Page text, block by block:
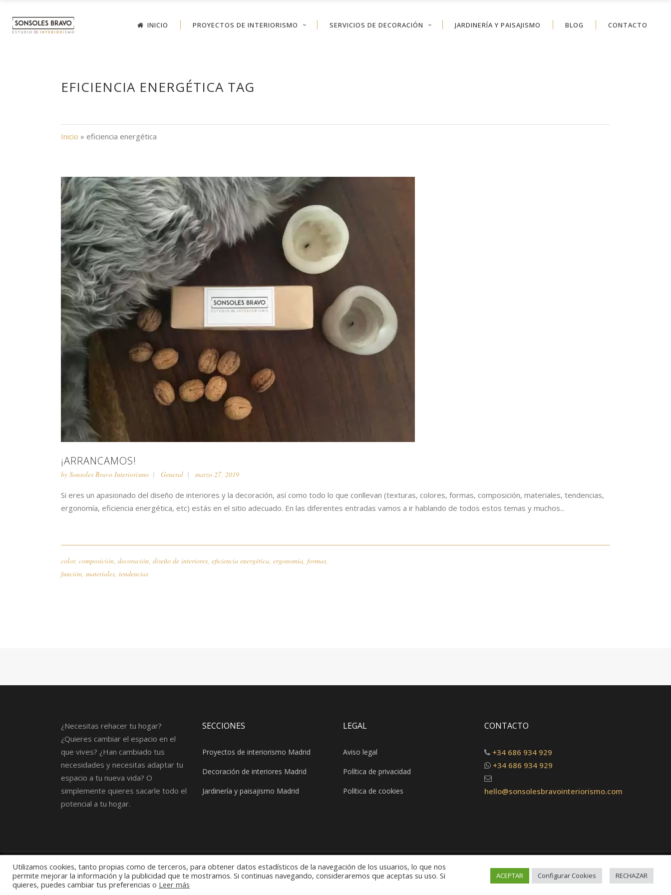
INICIO PROYECTOS DE INTERIORISMO SERVICIOS DE DECORACIÓN JARDINERÍA Y PAISAJISMO BLOG CONTACTO
EFICIENCIA ENERGÉTICA TAG
Inicio » eficiencia energética
¡ARRANCAMOS!
by Sonsoles Bravo Interiorismo General marzo 27, 2019
Si eres un apasionado del diseño de interiores y la decoración, así como todo lo que conllevan (texturas, colores, formas, composición, materiales, tendencias,
ergonomía, eficiencia energética, etc) estás en el sitio adecuado. En las diferentes entradas vamos a ir hablando de todos estos temas y muchos...
color, composición, decoración, diseño de interiores, eficiencia energética, ergonomía, formas,
función, materiales, tendencias
¿Necesitas rehacer tu hogar?
¿Quieres cambiar el espacio en el
que vives? ¿Han cambiado tus
necesidades y necesitas adaptar tu
espacio a tu nueva vida? O
simplemente quieres sacarle todo el
potencial a tu hogar.
SECCIONES
Proyectos de interiorismo Madrid
Decoración de interiores Madrid
Jardinería y paisajismo Madrid
LEGAL
Aviso legal
Política de privacidad
Política de cookies
CONTACTO
+34 686 934 929
+34 686 934 929
hello@sonsolesbravointeriorismo.com
©2026 sonsolesbravointeriorismo.com todos los derechos reservados
Utilizamos cookies, tanto propias como de terceros, para obtener datos estadísticos de la navegación de los usuarios, lo que nos
permite mejorar la información y la publicidad que te mostramos. Si continuas navegando, consideraremos que aceptas su uso. Si
quieres, puedes cambiar tus preferencias o Leer más
ACEPTAR Configurar Cookies RECHAZAR